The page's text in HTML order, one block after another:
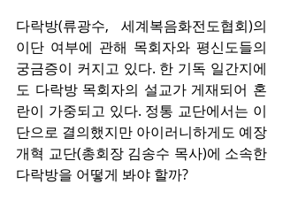
다락방(류광수, 세계복음화전도협회)의
이단 여부에 관해 목회자와 평신도들의
궁금증이 커지고 있다. 한 기독 일간지에
도 다락방 목회자의 설교가 게재되어 혼
란이 가중되고 있다. 정통 교단에서는 이
단으로 결의했지만 아이러니하게도 예장
개혁 교단(총회장 김송수 목사)에 소속한
다락방을 어떻게 봐야 할까?